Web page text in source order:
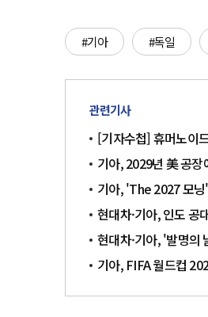
#기아 #독일
관련기사
[기자수첩] 휴머노이
기아, 2029년 美 공
기아, 'The 2027 모
현대차·기아, 인도 공
현대차·기아, '발명의
기아, FIFA 월드컵